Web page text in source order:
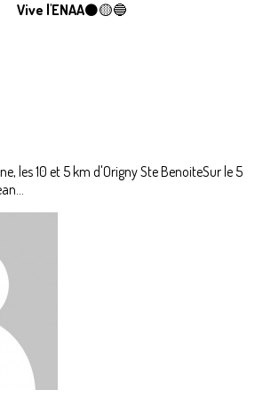
Vive l'ENAA⚫🟡🔵
les 10 et 5 km d'Origny Ste BenoiteSur le 5